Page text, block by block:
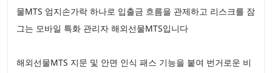
물MTS 엄지손가락 하나로 입출금 흐름을 관제하고 리스크를 잠
그는 모바일 특화 관리자 해외선물MTS입니다
해외선물MTS 지문 및 안면 인식 패스 기능을 붙여 번거로운 비